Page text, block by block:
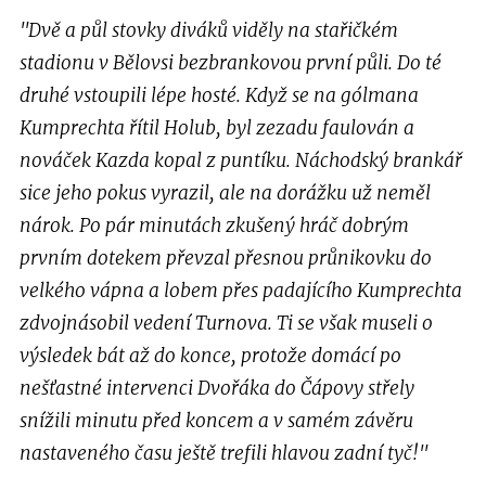
"Dvě a půl stovky diváků viděly na stařičkém
stadionu v Bělovsi bezbrankovou první půli. Do té
druhé vstoupili lépe hosté. Když se na gólmana
Kumprechta řítil Holub, byl zezadu faulován a
nováček Kazda kopal z puntíku. Náchodský brankář
sice jeho pokus vyrazil, ale na dorážku už neměl
nárok. Po pár minutách zkušený hráč dobrým
prvním dotekem převzal přesnou průnikovku do
velkého vápna a lobem přes padajícího Kumprechta
zdvojnásobil vedení Turnova. Ti se však museli o
výsledek bát až do konce, protože domácí po
nešťastné intervenci Dvořáka do Čápovy střely
snížili minutu před koncem a v samém závěru
nastaveného času ještě trefili hlavou zadní tyč!"